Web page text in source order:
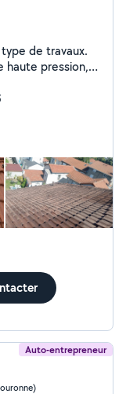
de travaux.
haute pression,
vient de
puis
nous pouvons
Auto-entrepreneur